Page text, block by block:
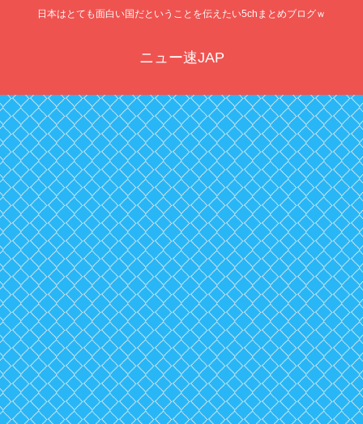
日本はとても面白い国だということを伝えたい5chまとめブログｗ
ニュー速JAP